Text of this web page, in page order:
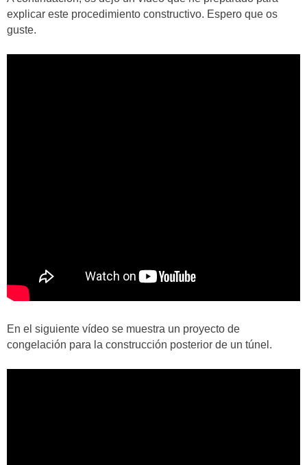
explicar este procedimiento constructivo. Espero que os
guste.
En el siguiente vídeo se muestra un proyecto de
congelación para la construcción posterior de un túnel.